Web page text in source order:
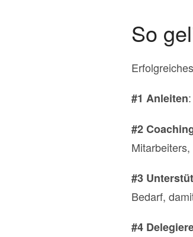
So
#1 Anleiten
#2
#3
Bedarf,
#4